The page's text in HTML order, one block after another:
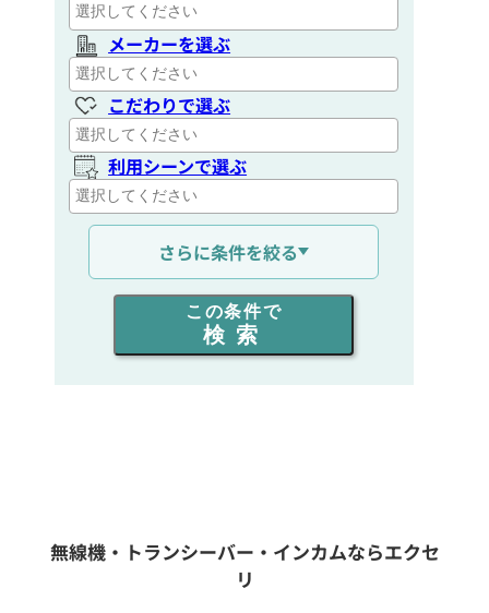
メーカーを選ぶ
こだわりで選ぶ
利用シーンで選ぶ
通信距離を選ぶ
出力を選ぶ
同時通話人数を選ぶ
フリーワード入力(製品名等)
さらに条件を絞る
この条件で
検索
無線機・トランシーバー・インカムならエクセ
リ